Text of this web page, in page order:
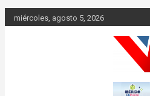
Saltar
al
miércoles, agosto 5, 2026